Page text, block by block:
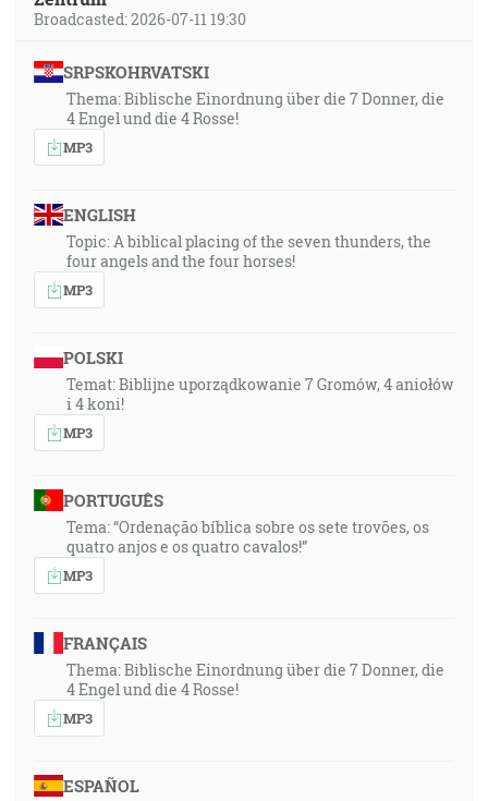
Broadcasted: 2026-07-11 19:30
SRPSKOHRVATSKI
Thema: Biblische Einordnung über die 7 Donner, die
4 Engel und die 4 Rosse!
MP3
ENGLISH
Topic: A biblical placing of the seven thunders, the
four angels and the four horses!
MP3
POLSKI
Temat: Biblijne uporządkowanie 7 Gromów, 4 aniołów
i 4 koni!
MP3
PORTUGUÊS
Tema: “Ordenação bíblica sobre os sete trovões, os
quatro anjos e os quatro cavalos!”
MP3
FRANÇAIS
Thema: Biblische Einordnung über die 7 Donner, die
4 Engel und die 4 Rosse!
MP3
ESPAÑOL